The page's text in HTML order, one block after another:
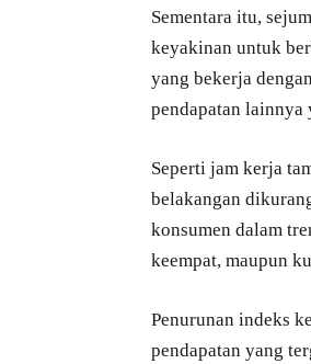
Sementara itu,
keyakinan untuk
yang bekerja
pendapatan lainnya
Seperti jam kerja
belakangan
konsumen dalam
keempat, maupun
Penurunan indeks
pendapatan yang